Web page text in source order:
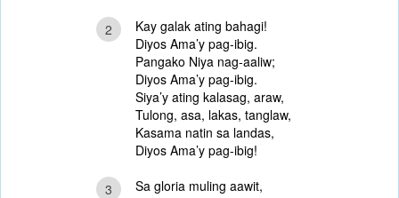
2
Kay galak ating bahagi!
Diyos Ama’y pag-ibig.
Pangako Niya nag-aaliw;
Diyos Ama’y pag-ibig.
Siya’y ating kalasag, araw,
Tulong, asa, lakas, tanglaw,
Kasama natin sa landas,
Diyos Ama’y pag-ibig!
3
Sa gloria muling aawit,